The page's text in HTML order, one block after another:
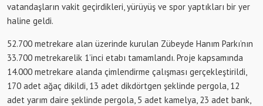
vatandaşların vakit geçirdikleri, yürüyüş ve spor yaptıkları bir yer
haline geldi.
52.700 metrekare alan üzerinde kurulan Zübeyde Hanım Parkı’nın
33.700 metrekarelik 1’inci etabı tamamlandı. Proje kapsamında
14.000 metrekare alanda çimlendirme çalışması gerçekleştirildi,
170 adet ağaç dikildi, 13 adet dikdörtgen şeklinde pergola, 12
adet yarım daire şeklinde pergola, 5 adet kamelya, 23 adet bank,